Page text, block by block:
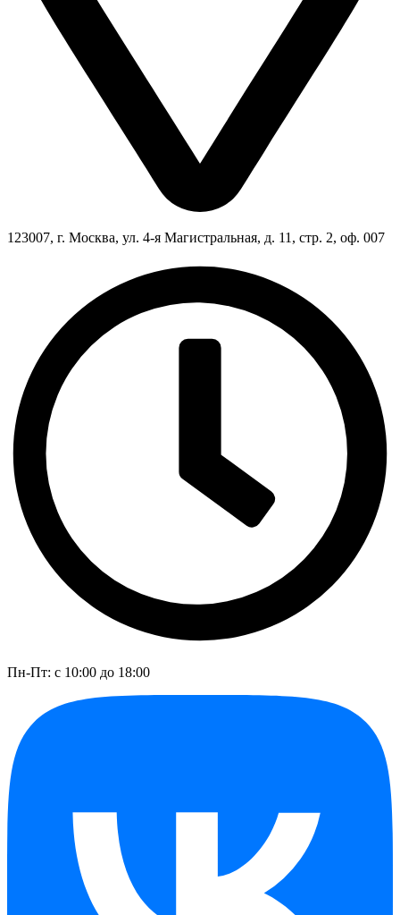
123007, г. Москва, ул. 4-я Магистральная, д. 11, стр. 2, оф. 007
Пн-Пт: с 10:00 до 18:00